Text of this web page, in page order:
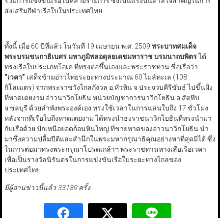
ส่งเสริมกีฬาเรือใบในประเทศไทย
ทั้งนี้ เมื่อ 60 ปีที่แล้ว ในวันที่ 19 เมษายน พ.ศ. 2509 พระบาทสมเด็จ
พระบรมชนกาธิเบศร มหาภูมิพลอดุลยเดชมหาราช บรมนาถบพิตรได้
ทรงเรือใบประเภทโอเค ที่ทรงต่อขึ้นเองและพระราชทาน ชื่อเรือว่า
“เวคา” เสด็จข้ามอ่าวไทยระยะทางประมาณ 60 ไมล์ทะเล (108
กิโลเมตร) จากพระราชวังไกลกังวล อ.หัวหิน จ.ประจวบคีรีขันธ์ ไปขึ้นฝั่ง
ที่หาดเตยงาม อ่าวนาวิกโยธิน หน่วยบัญชาการนาวิกโยธิน อ.สัตหีบ
จ.ชลบุรี ด้วยลำพังพระองค์เอง ทรงใช้เวลาในการแล่นใบถึง 17 ชั่วโมง
หลังจากที่เรือใบถึงหาดเตยงาม ได้ทรงนำธงราชนาวิกโยธินที่ทรงนำมา
กับเรือด้วย ปักเหนือยอดก้อนหินใหญ่ ที่ชายหาดของอ่าวนาวิกโยธิน นำ
มาซึ่งความปลื้มปีติและสำนึกในพระมหากรุณาธิคุณอย่างหาที่สุดมิได้ ซึ่ง
ในการต่อมาทรงพระกรุณาโปรดเกล้าฯ พระราชทานหางเสือเรือเวคา
เพื่อเป็นรางวัลนิรันดรในการแข่งขันเรือใบระยะทางไกลของ
ประเทศไทย
มีผู้อ่านข่าวนี้แล้ว 33189 ครั้ง